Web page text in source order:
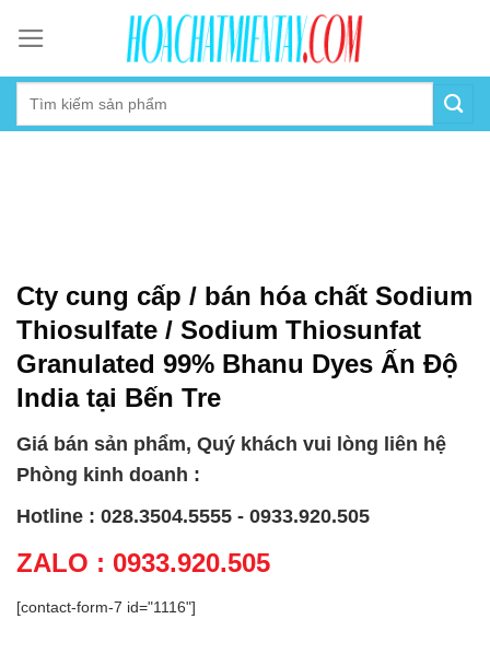
content
Cty cung cấp / bán hóa chất Sodium
Thiosulfate / Sodium Thiosunfat
Granulated 99% Bhanu Dyes Ấn Độ
India tại Bến Tre
Giá bán sản phẩm, Quý khách vui lòng liên hệ
Phòng kinh doanh :
Hotline : 028.3504.5555 - 0933.920.505
ZALO : 0933.920.505
[contact-form-7 id="1116"]